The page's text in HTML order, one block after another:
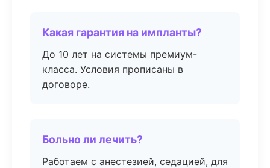
Какая гарантия на импланты?
До 10 лет на системы премиум-
класса. Условия прописаны в
договоре.
Больно ли лечить?
Работаем с анестезией, седацией, для